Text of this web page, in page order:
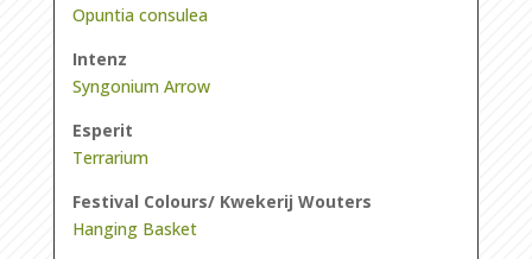
Opuntia consulea
Intenz
Syngonium Arrow
Esperit
Terrarium
Festival Colours/ Kwekerij Wouters
Hanging Basket